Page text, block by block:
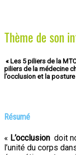
Thème de son
« Les 5 piliers de la
piliers de la médecine
l’occlusion et la posture
Résumé
« L’occlusion doit
l’unité du corps